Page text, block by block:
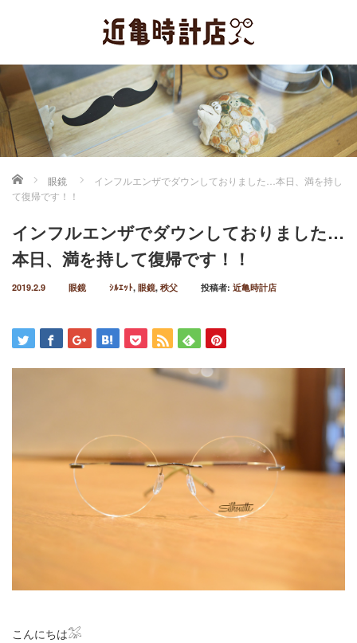
ホーム 眼鏡
インフルエンザでダウンしておりました…本日、満を持し
て復帰です！！
インフルエンザでダウンしておりました…
本日、満を持して復帰です！！
2019.2.9 眼鏡 ｼﾙｴｯﾄ, 眼鏡, 秩父 投稿者: 近亀時計店
こんにちは𓅮